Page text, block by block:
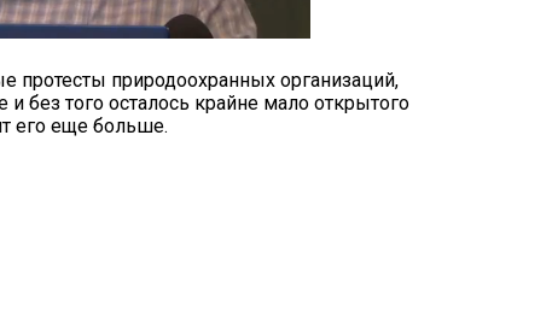
протесты природоохранных организаций,
без того осталось крайне мало открытого
его еще больше.